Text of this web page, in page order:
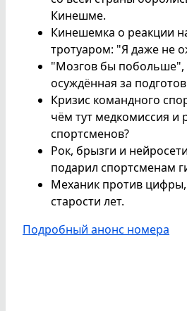
Кинешме.
Кинешемка о реакции
тротуаром: "Я даже не
"Мозгов бы
осуждённая за
Кризис командного
чём тут медкомиссия и
спортсменов?
Рок, брызги и
подарил спортсменам
Механик против
старости лет.
Подробный анонс номера